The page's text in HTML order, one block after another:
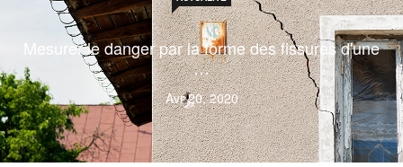
Mesurer le danger par la forme des fissures d'une
…
Avr 20, 2020